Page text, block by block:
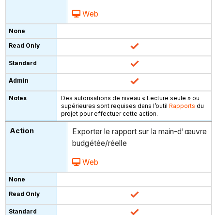
Web
Des autorisations de niveau « Lecture seule » ou
supérieures sont requises dans l’outilRapports du
projet pour effectuer cette action.
Exporter le rapport sur la main-d'œuvre
budgétée/réelle
Web